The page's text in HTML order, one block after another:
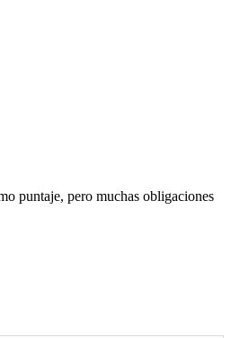
puntaje, pero muchas obligaciones